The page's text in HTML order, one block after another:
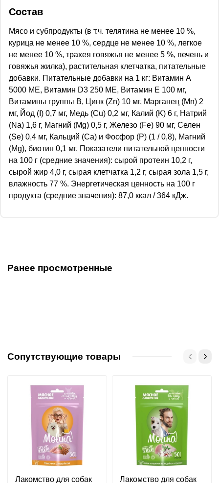
Состав
Мясо и субпродукты (в т.ч. телятина не менее 10 %,
курица не менее 10 %, сердце не менее 10 %, легкое
не менее 10 %, трахея говяжья не менее 5 %, печень и
говяжья жилка), растительная клетчатка, питательные
добавки. Питательные добавки на 1 кг: Витамин А
5000 МЕ, Витамин D3 250 МЕ, Витамин Е 100 мг,
Витамины группы B, Цинк (Zn) 10 мг, Марганец (Mn) 2
мг, Йод (I) 0,7 мг, Mедь (Cu) 0,2 мг, Калий (K) 6 г, Натрий
(Na) 1,6 г, Магний (Mg) 0,5 г, Железо (Fe) 90 мг, Селен
(Se) 0,4 мг, Кальций (Ca) и Фосфор (P) (1 / 0,8), Магний
(Mg), биотин 0,1 мг. Показатели питательной ценности
на 100 г (средние значения): сырой протеин 10,2 г,
сырой жир 4,0 г, сырая клетчатка 1,2 г, сырая зола 1,5 г,
влажность 77 %. Энергетическая ценность на 100 г
продукта (средние значения): 87,0 ккал / 364 кДж.
Ранее просмотренные
Сопутствующие товары
Лакомство для собак
Лакомство для собак